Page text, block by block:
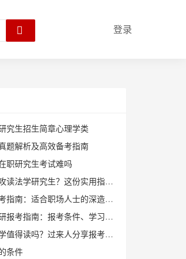
登录
究生招生简章心理学类
题解析及高效备考指南
职研究生考试难吗
学研究生？这份实用指南请收好
：适合职场人士的深造路径解析
：报考条件、学习方式和就业前景详解
吗？过来人分享报考条件和就业前景
条件